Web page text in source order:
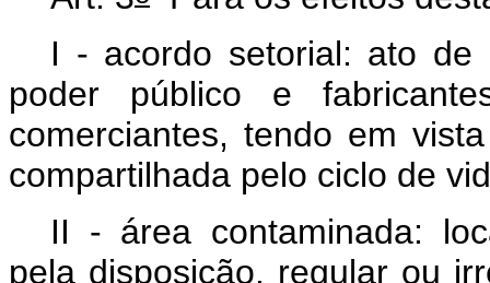
I - acordo setorial: ato de
poder público e
comerciantes, tendo em
compartilhada pelo ciclo de
II - área contaminada:
pela disposição, regular ou